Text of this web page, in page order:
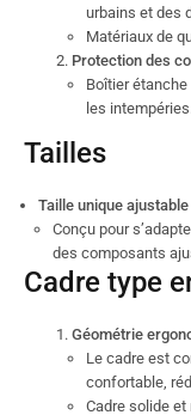
urbains et des
Matériaux de
Protection des
Boîtier
les
Tailles
Taille unique ajustable
Conçu pour
des composants
Cadre type
Géométrie
Le cadre est
confortable,
Cadre solide